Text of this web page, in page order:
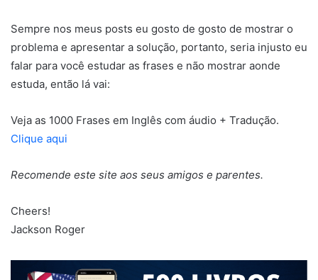
Sempre nos meus posts eu gosto de gosto de mostrar o
problema e apresentar a solução, portanto, seria injusto eu
falar para você estudar as frases e não mostrar aonde
estuda, então lá vai:
Veja as 1000 Frases em Inglês com áudio + Tradução.
Clique aqui
Recomende este site aos seus amigos e parentes.
Cheers!
Jackson Roger